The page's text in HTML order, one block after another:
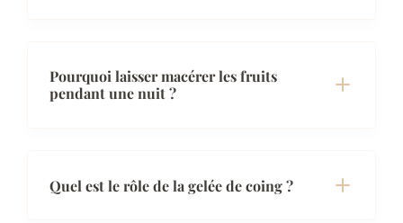
Pourquoi laisser macérer les fruits
pendant une nuit ?
Quel est le rôle de la gelée de coing ?